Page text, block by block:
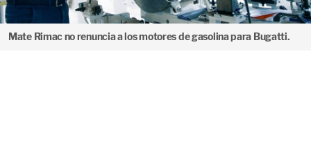
Mate Rimac no renuncia a los motores de gasolina para Bugatti.